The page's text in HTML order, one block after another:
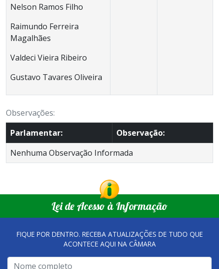
Nelson Ramos Filho
Raimundo Ferreira
Magalhães
Valdeci Vieira Ribeiro
Gustavo Tavares Oliveira
Observações:
Parlamentar:
Observação:
Nenhuma Observação Informada
Lei de Acesso à Informação
FIQUE POR DENTRO. RECEBA ATUALIZAÇÕES DE TUDO QUE
ACONTECE AQUI NA CÂMARA